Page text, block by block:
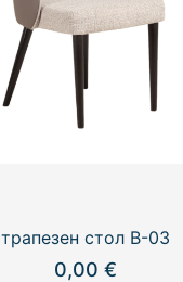
трапезен стол В-03
0,00€